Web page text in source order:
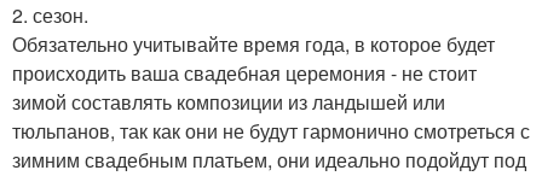
2. сезон.
Обязательно учитывайте время года, в которое будет
происходить ваша свадебная церемония - не стоит
зимой составлять композиции из ландышей или
тюльпанов, так как они не будут гармонично смотреться с
зимним свадебным платьем, они идеально подойдут под